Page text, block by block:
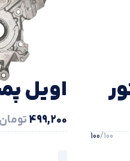
100/100
اویل
شاهین
499,200 تومان